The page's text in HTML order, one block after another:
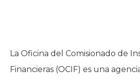
La Oficina del Comisionado de
Financieras (OCIF) es una